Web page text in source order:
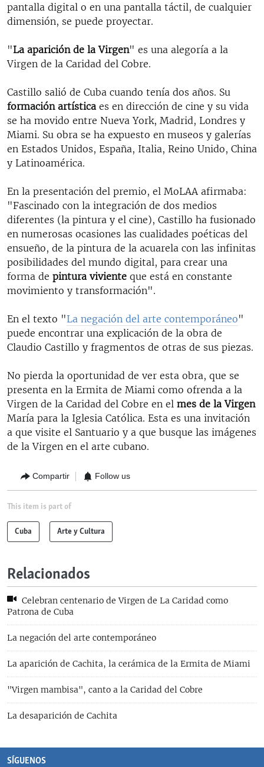
pantalla digital o en una pantalla táctil, de cualquier
dimensión, se puede proyectar.
"La aparición de la Virgen" es una alegoría a la
Virgen de la Caridad del Cobre.
Castillo salió de Cuba cuando tenía dos años. Su
formación artística es en dirección de cine y su vida
se ha movido entre Nueva York, Madrid, Londres y
Miami. Su obra se ha expuesto en museos y galerías
en Estados Unidos, España, Italia, Reino Unido, China
y Latinoamérica.
En la presentación del premio, el MoLAA afirmaba:
"Fascinado con la integración de dos medios
diferentes (la pintura y el cine), Castillo ha fusionado
en numerosas ocasiones las cualidades poéticas del
ensueño, de la pintura de la acuarela con las infinitas
posibilidades del mundo digital, para crear una
forma de pintura viviente que está en constante
movimiento y transformación".
En el texto "La negación del arte contemporáneo"
puede encontrar una explicación de la obra de
Claudio Castillo y fragmentos de otras de sus piezas.
No pierda la oportunidad de ver esta obra, que se
presenta en la Ermita de Miami como ofrenda a la
Virgen de la Caridad del Cobre en el mes de la Virgen
María para la Iglesia Católica. Esta es una invitación
a que visite el Santuario y a que busque las imágenes
de la Virgen en el arte cubano.
Compartir Follow us
This item is part of
Cuba Arte y Cultura
Relacionados
Celebran centenario de Virgen de La Caridad como
Patrona de Cuba
La negación del arte contemporáneo
La aparición de Cachita, la cerámica de la Ermita de Miami
"Virgen mambisa", canto a la Caridad del Cobre
La desaparición de Cachita
SÍGUENOS